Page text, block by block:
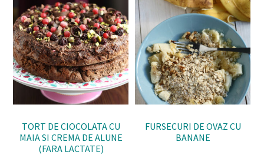
TORT DE CIOCOLATA CU
MAIA SI CREMA DE ALUNE
(FARA LACTATE)
FURSECURI DE OVAZ CU
BANANE